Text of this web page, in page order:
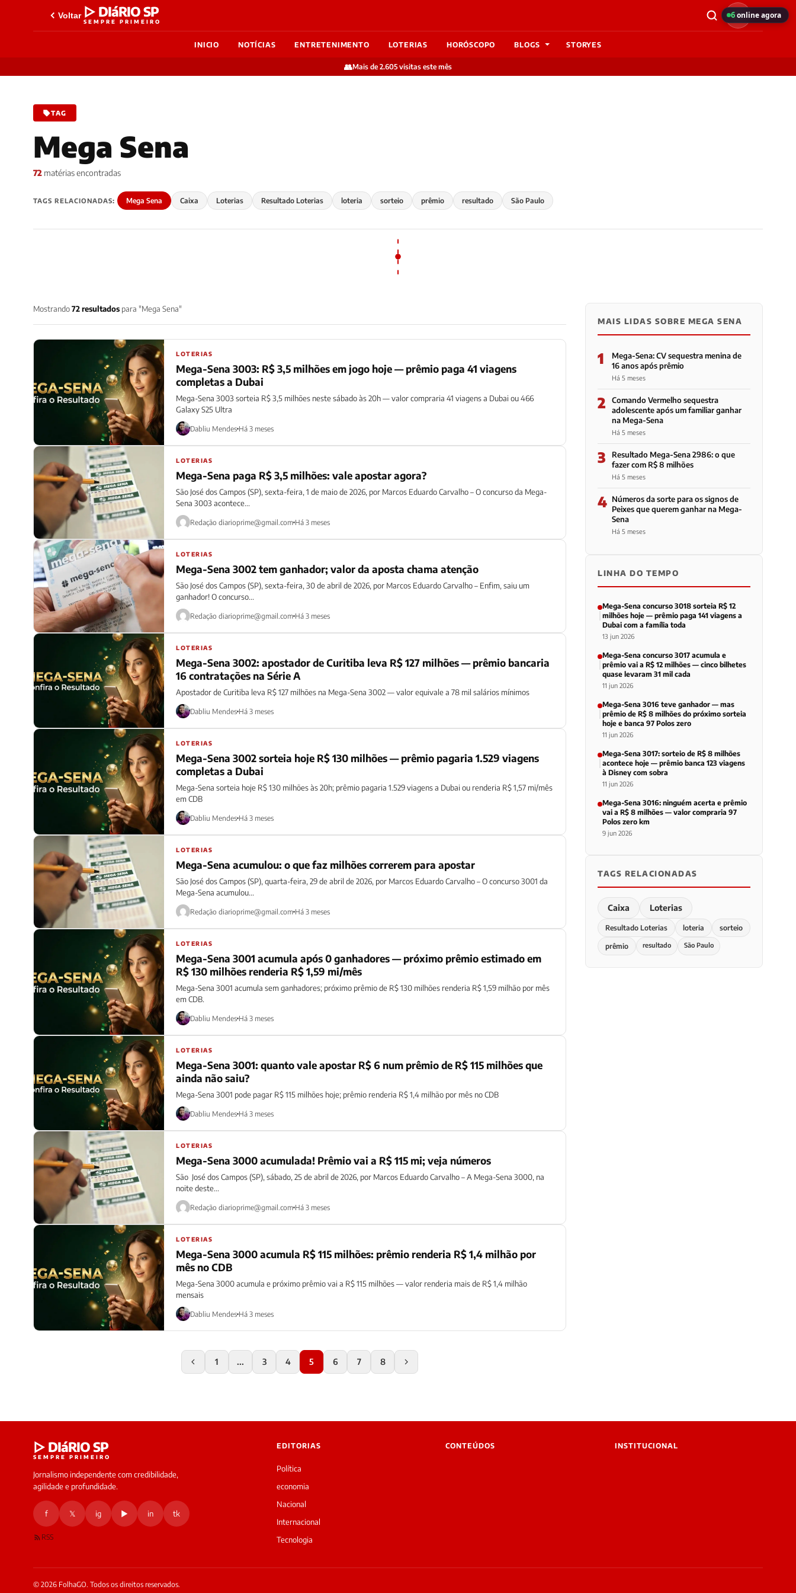
Voltar ▷ DIáRIO SP
SEMPRE PRIMEIRO
INICIO NOTÍCIAS ENTRETENIMENTO LOTERIAS HORÓSCOPO BLOGS STORYES
👥Mais de 2.605 visitas este mês
TAG
Mega Sena
72 matérias encontradas
TAGS RELACIONADAS: Mega Sena Caixa Loterias Resultado Loterias loteria sorteio prêmio resultado São Paulo
Mostrando72 resultados para "Mega Sena"
LOTERIAS
Mega-Sena 3003: R$ 3,5 milhões em jogo hoje — prêmio paga 41 viagens
completas a Dubai
Mega-Sena 3003 sorteia R$ 3,5 milhões neste sábado às 20h — valor compraria 41 viagens a Dubai ou 466
Galaxy S25 Ultra
Dabliu Mendes Há 3 meses
LOTERIAS
Mega-Sena paga R$ 3,5 milhões: vale apostar agora?
São José dos Campos (SP), sexta-feira, 1 de maio de 2026, por Marcos Eduardo Carvalho – O concurso da Mega-
Sena 3003 acontece...
Redação diarioprime@gmail.com Há 3 meses
LOTERIAS
Mega-Sena 3002 tem ganhador; valor da aposta chama atenção
São José dos Campos (SP), sexta-feira, 30 de abril de 2026, por Marcos Eduardo Carvalho – Enfim, saiu um
ganhador! O concurso...
Redação diarioprime@gmail.com Há 3 meses
LOTERIAS
Mega-Sena 3002: apostador de Curitiba leva R$ 127 milhões — prêmio bancaria
16 contratações na Série A
Apostador de Curitiba leva R$ 127 milhões na Mega-Sena 3002 — valor equivale a 78 mil salários mínimos
Dabliu Mendes Há 3 meses
LOTERIAS
Mega-Sena 3002 sorteia hoje R$ 130 milhões — prêmio pagaria 1.529 viagens
completas a Dubai
Mega-Sena sorteia hoje R$ 130 milhões às 20h; prêmio pagaria 1.529 viagens a Dubai ou renderia R$ 1,57 mi/mês
em CDB
Dabliu Mendes Há 3 meses
LOTERIAS
Mega-Sena acumulou: o que faz milhões correrem para apostar
São José dos Campos (SP), quarta-feira, 29 de abril de 2026, por Marcos Eduardo Carvalho – O concurso 3001 da
Mega-Sena acumulou...
Redação diarioprime@gmail.com Há 3 meses
LOTERIAS
Mega-Sena 3001 acumula após 0 ganhadores — próximo prêmio estimado em
R$ 130 milhões renderia R$ 1,59 mi/mês
Mega-Sena 3001 acumula sem ganhadores; próximo prêmio de R$ 130 milhões renderia R$ 1,59 milhão por mês
em CDB.
Dabliu Mendes Há 3 meses
LOTERIAS
Mega-Sena 3001: quanto vale apostar R$ 6 num prêmio de R$ 115 milhões que
ainda não saiu?
Mega-Sena 3001 pode pagar R$ 115 milhões hoje; prêmio renderia R$ 1,4 milhão por mês no CDB
Dabliu Mendes Há 3 meses
LOTERIAS
Mega-Sena 3000 acumulada! Prêmio vai a R$ 115 mi; veja números
São José dos Campos (SP), sábado, 25 de abril de 2026, por Marcos Eduardo Carvalho – A Mega-Sena 3000, na
noite deste...
Redação diarioprime@gmail.com Há 3 meses
LOTERIAS
Mega-Sena 3000 acumula R$ 115 milhões: prêmio renderia R$ 1,4 milhão por
mês no CDB
Mega-Sena 3000 acumula e próximo prêmio vai a R$ 115 milhões — valor renderia mais de R$ 1,4 milhão
mensais
Dabliu Mendes Há 3 meses
1 ... 3 4 5 6 7 8
MAIS LIDAS SOBRE MEGA SENA
1
Mega-Sena: CV sequestra menina de
16 anos após prêmio
Há 5 meses
2
Comando Vermelho sequestra
adolescente após um familiar ganhar
na Mega-Sena
Há 5 meses
3
Resultado Mega-Sena 2986: o que
fazer com R$ 8 milhões
Há 5 meses
4 Números da sorte para os signos de
Peixes que querem ganhar na Mega-
Sena
Há 5 meses
LINHA DO TEMPO
Mega-Sena concurso 3018 sorteia R$ 12
milhões hoje — prêmio paga 141 viagens a
Dubai com a família toda
13 jun 2026
Mega-Sena concurso 3017 acumula e
prêmio vai a R$ 12 milhões — cinco bilhetes
quase levaram 31 mil cada
11 jun 2026
Mega-Sena 3016 teve ganhador — mas
prêmio de R$ 8 milhões do próximo sorteia
hoje e banca 97 Polos zero
11 jun 2026
Mega-Sena 3017: sorteio de R$ 8 milhões
acontece hoje — prêmio banca 123 viagens
à Disney com sobra
11 jun 2026
Mega-Sena 3016: ninguém acerta e prêmio
vai a R$ 8 milhões — valor compraria 97
Polos zero km
9 jun 2026
TAGS RELACIONADAS
Caixa Loterias
Resultado Loterias loteria sorteio
prêmio resultado São Paulo
▷ DIáRIO SP
SEMPRE PRIMEIRO
Jornalismo independente com credibilidade,
agilidade e profundidade.
f 𝕏 ig ▶ in tk
RSS
EDITORIAS
Política
economia
Nacional
Internacional
Tecnologia
CONTEÚDOS INSTITUCIONAL
© 2026 FolhaGO. Todos os direitos reservados.
6online agora